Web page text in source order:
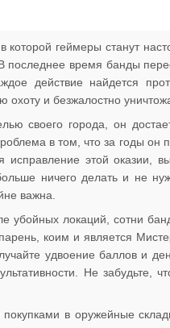
которой геймеры станут
последнее время банды
действие найдется
и безжалостно
своего города, он
в том, что за годы он
исправление этой оказии,
ничего делать и не
важна.
убойных локаций, сотни
коим и является
удвоение баллов и
Не забудьте,
в оружейные